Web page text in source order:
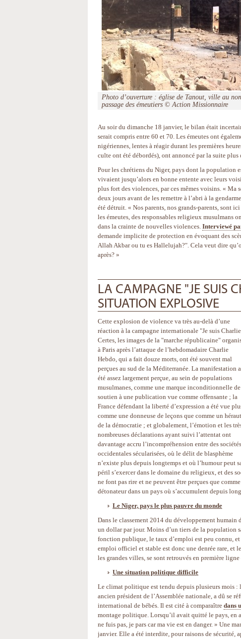
Photo d’ouverture : église de Tanout, ville au
passage des émeutiers © Action Missionnaire
Au soir du dimanche 18 janvier, le bilan était
serait compris entre 60 et 70. Les émeutes ont
nigériennes, lentes à réagir durant les premières
culte ont été débordés), ont annoncé par la suite plus
Pour les chrétiens du Niger, pays dont la population
vivaient jusqu’alors en bonne entente avec leurs
plus fort des violences, par ces mêmes voisins. «
deux jours avant de les remettre à l’abri à la
été détruit. « Nos parents, nos grands-parents, sont
les émeutes, des responsables religieux musulmans
dans la crainte de nouvelles violences. Interviewé
demande implicite de protection en évoquant des
Allah Akbar ou tu es Hallelujah?". Cela veut dire
après? »
LA CAMPAGNE "JE SUIS
SITUATION EXPLOSIVE
Cette explosion de violence va très au-delà d’une
réaction à la campagne internationale "Je suis
Certes, les images de la "marche républicaine"
à Paris après l’attaque de l’hebdomadaire Charlie
Hebdo, qui a fait douze morts, ont été souvent mal
perçues au sud de la Méditerranée. La manifestation a
été assez largement perçue, au sein de populations
musulmanes, comme une marque inconditionnelle de
soutien à une publication vue comme offensante ; la
France défendant la liberté d’expression a été vue
comme une donneuse de leçons que comme un héraut
de la démocratie ; et globalement, l’émotion et les
nombreuses déclarations ayant suivi l’attentat ont
davantage accru l’incompréhension entre des sociétés
occidentales sécularisées, où le délit de blasphème
n’existe plus depuis longtemps et où l’humour peut
péril s’exercer dans le domaine du religieux, et des
ne font pas rire et ne peuvent être perçues que
détonateur dans un pays où s’accumulent depuis
Le Niger, pays le plus pauvre du monde
Dans le classement 2014 du développement humain
un dollar par jour. Moins d’un tiers de la population
fonction publique, le taux d’emploi est peu connu,
emploi officiel et stable est donc une denrée rare, et
les grandes villes, se sont retrouvés en première
Une situation politique difficile
Le climat politique est tendu depuis plusieurs mois :
ancien président de l’Assemblée nationale, a dû se
international de bébés. Il est cité à comparaître dans
montage politique. Lorsqu’il avait quitté le pays, en
ne fuis pas, je pars car ma vie est en danger. » Une
janvier. Elle a été interdite, pour raisons de sécurité,